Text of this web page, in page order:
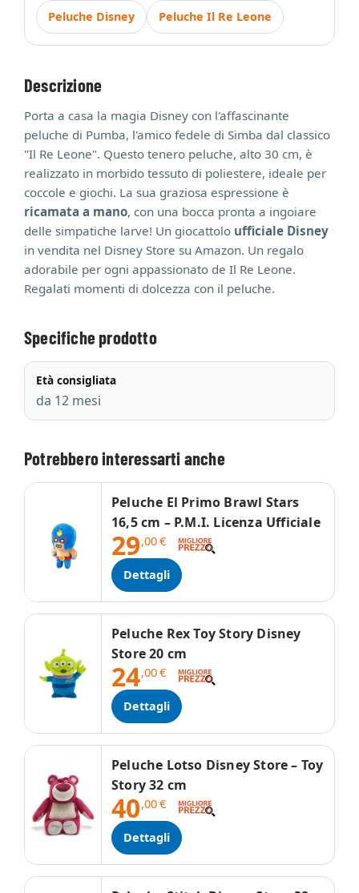
Peluche Disney Peluche Il Re Leone
Descrizione
Porta a casa la magia Disney con l'affascinante
peluche di Pumba, l'amico fedele di Simba dal classico
"Il Re Leone". Questo tenero peluche, alto 30 cm, è
realizzato in morbido tessuto di poliestere, ideale per
coccole e giochi. La sua graziosa espressione è
ricamata a mano, con una bocca pronta a ingoiare
delle simpatiche larve! Un giocattolo ufficiale Disney
in vendita nel Disney Store su Amazon. Un regalo
adorabile per ogni appassionato de Il Re Leone.
Regalati momenti di dolcezza con il peluche.
Specifiche prodotto
Età consigliata
da 12 mesi
Potrebbero interessarti anche
Peluche El Primo Brawl Stars
16,5 cm – P.M.I. Licenza Ufficiale
29,00€
Dettagli
Peluche Rex Toy Story Disney
Store 20 cm
24,00€
Dettagli
Peluche Lotso Disney Store – Toy
Story 32 cm
40,00€
Dettagli